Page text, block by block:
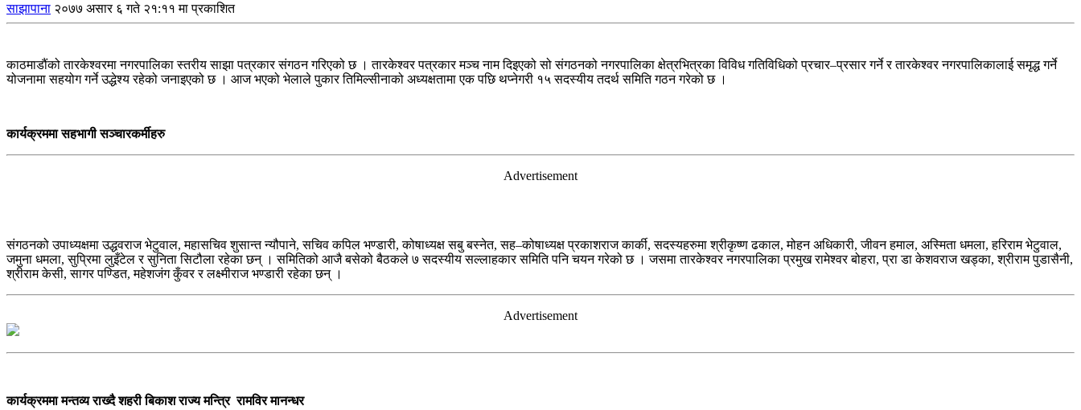
साझापाना २०७७ असार ६ गते २१:११ मा प्रकाशित
काठमाडौंको तारकेश्वरमा नगरपालिका स्तरीय साझा पत्रकार संगठन गरिएको छ । तारकेश्वर पत्रकार मञ्च नाम दिइएको सो संगठनको नगरपालिका क्षेत्रभित्रका विविध गतिविधिको प्रचार–प्रसार गर्ने र तारकेश्वर नगरपालिकालाई समृद्ध गर्ने
योजनामा सहयोग गर्ने उद्धेश्य रहेको जनाइएको छ । आज भएको भेलाले पुकार तिमिल्सीनाको अध्यक्षतामा एक पछि थप्नेगरी १५ सदस्यीय तदर्थ समिति गठन गरेको छ ।
कार्यक्रममा सहभागी सञ्चारकर्मीहरु
Advertisement
संगठनको उपाध्यक्षमा उद्धवराज भेटुवाल, महासचिव शुसान्त न्यौपाने, सचिव कपिल भण्डारी, कोषाध्यक्ष सबु बस्नेत, सह–कोषाध्यक्ष प्रकाशराज कार्की, सदस्यहरुमा श्रीकृष्ण ढकाल, मोहन अधिकारी, जीवन हमाल, अस्मिता धमला, हरिराम भेटुवाल,
जमुना धमला, सुप्रिमा लुइँटेल र सुनिता सिटौला रहेका छन् । समितिको आजै बसेको बैठकले ७ सदस्यीय सल्लाहकार समिति पनि चयन गरेको छ । जसमा तारकेश्वर नगरपालिका प्रमुख रामेश्वर बोहरा, प्रा डा केशवराज खड्का, श्रीराम पुडासैनी,
श्रीराम केसी, सागर पण्डित, महेशजंग कुँवर र लक्ष्मीराज भण्डारी रहेका छन् ।
Advertisement
कार्यक्रममा मन्तव्य राख्दै शहरी बिकाश राज्य मन्त्रि रामविर मानन्धर